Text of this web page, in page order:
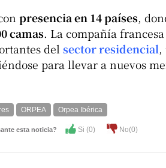
presencia en 14 países,
camas. La compañía
del sector residencial,
para llevar a nuevos
ORPEA Orpea Ibérica
esta noticia? Si (0) No(0)